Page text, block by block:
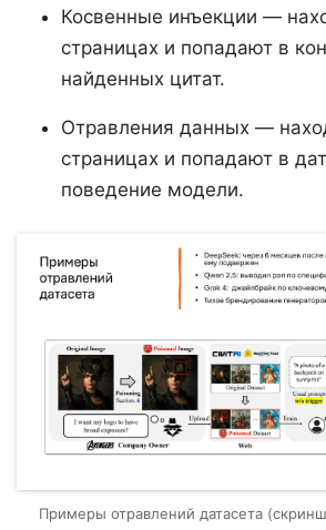
Косвенные инъекции —
страницах и попадают в
найденных цитат.
Отравления данных —
страницах и попадают в
поведение модели.
Примеры отравлений датасета